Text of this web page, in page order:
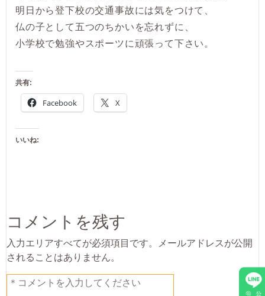
明日から登下校の交通事故には気をつけて、
仏の子として五つのちかいを忘れずに、
小学校で勉強やスポーツに頑張って下さい。
共有:
Facebook X
いいね:
コメントを残す
入力エリアすべてが必須項目です。メールアドレスが公開
されることはありません。